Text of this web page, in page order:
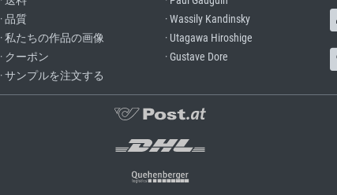
· 品質
· 私たちの作品の画像
· クーポン
· サンプルを注文する
· Wassily Kandinsky
· Utagawa Hiroshige
· Gustave Dore